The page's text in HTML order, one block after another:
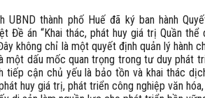
UBND thành phố Huế đã ký ban hành
Đề án “Khai thác, phát huy giá trị Quần thể
không chỉ là một quyết định quản lý hành
một dấu mốc quan trọng trong tư duy phát
tiếp cận chủ yếu là bảo tồn và khai thác
huy giá trị, phát triển công nghiệp văn